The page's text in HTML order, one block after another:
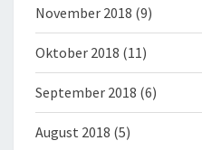
November 2018 (9)
Oktober 2018 (11)
September 2018 (6)
August 2018 (5)